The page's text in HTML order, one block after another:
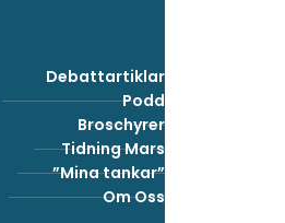
Debattartiklar
Podd
Broschyrer
Tidning Mars
”Mina tankar”
Om Oss